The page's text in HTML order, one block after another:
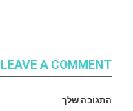
LEAVE A COMMENT
התגובה שלך